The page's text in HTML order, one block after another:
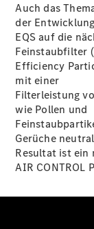
Auch das
der
EQS auf die
Feinstaubfilter
Efficiency
mit einer
Filterleistung
wie Pollen und
Gerüche
Resultat ist ein
AIR CONTROL